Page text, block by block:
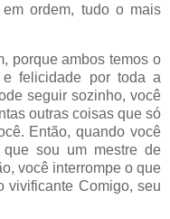
ordem, tudo o mais
porque ambos temos o
e felicidade por toda a
seguir sozinho, você
outras coisas que só
Então, quando você
sou um mestre de
você interrompe o que
vivificante Comigo, seu